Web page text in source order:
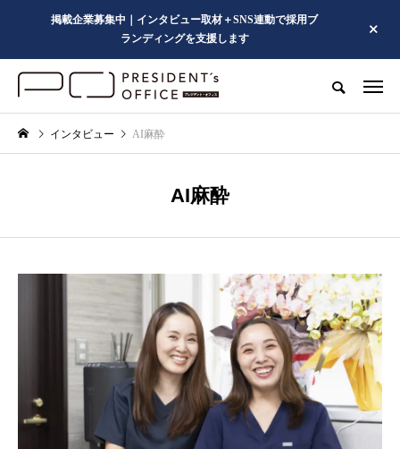
掲載企業募集中｜インタビュー取材＋SNS連動で採用ブ
ランディングを支援します
インタビュー AI麻酔
AI麻酔